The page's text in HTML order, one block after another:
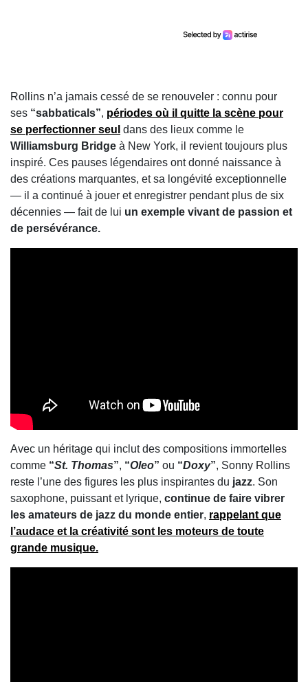
Rollins n’a jamais cessé de se renouveler : connu pour
ses “sabbaticals”, périodes où il quitte la scène pour
se perfectionner seul dans des lieux comme le
Williamsburg Bridge à New York, il revient toujours plus
inspiré. Ces pauses légendaires ont donné naissance à
des créations marquantes, et sa longévité exceptionnelle
— il a continué à jouer et enregistrer pendant plus de six
décennies — fait de lui un exemple vivant de passion et
de persévérance.
Avec un héritage qui inclut des compositions immortelles
comme “St. Thomas”, “Oleo” ou “Doxy”, Sonny Rollins
reste l’une des figures les plus inspirantes du jazz. Son
saxophone, puissant et lyrique, continue de faire vibrer
les amateurs de jazz du monde entier, rappelant que
l’audace et la créativité sont les moteurs de toute
grande musique.